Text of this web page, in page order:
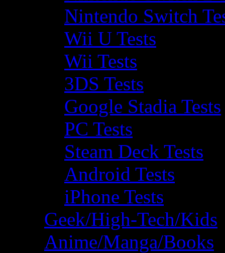
Nintendo Switch
Wii U Tests
Wii Tests
3DS Tests
Google Stadia Tests
PC Tests
Steam Deck Tests
Android Tests
iPhone Tests
Geek/High-Tech/Kids
Anime/Manga/Books